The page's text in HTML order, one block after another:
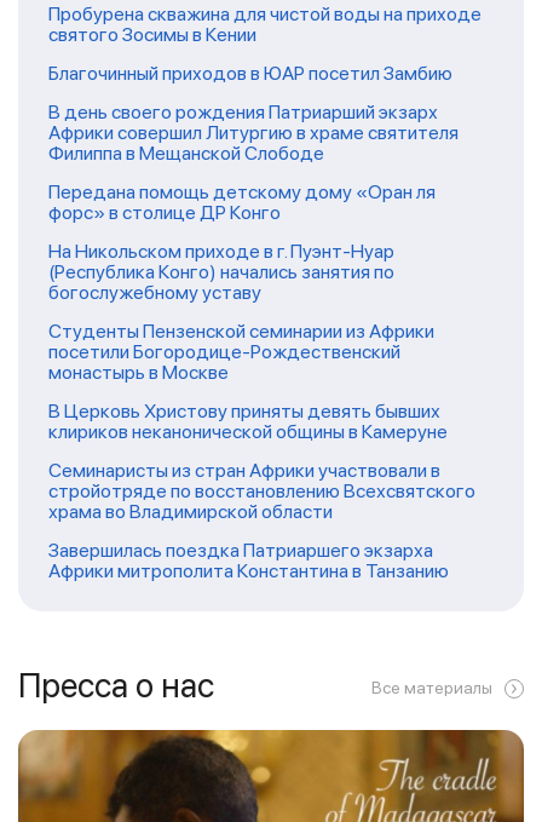
Пробурена скважина для чистой воды на приходе
святого Зосимы в Кении
Благочинный приходов в ЮАР посетил Замбию
В день своего рождения Патриарший экзарх
Африки совершил Литургию в храме святителя
Филиппа в Мещанской Слободе
Передана помощь детскому дому «Оран ля
форс» в столице ДР Конго
На Никольском приходе в г. Пуэнт-Нуар
(Республика Конго) начались занятия по
богослужебному уставу
Студенты Пензенской семинарии из Африки
посетили Богородице-Рождественский
монастырь в Москве
В Церковь Христову приняты девять бывших
клириков неканонической общины в Камеруне
Семинаристы из стран Африки участвовали в
стройотряде по восстановлению Всехсвятского
храма во Владимирской области
Завершилась поездка Патриаршего экзарха
Африки митрополита Константина в Танзанию
Пресса о нас Все материалы